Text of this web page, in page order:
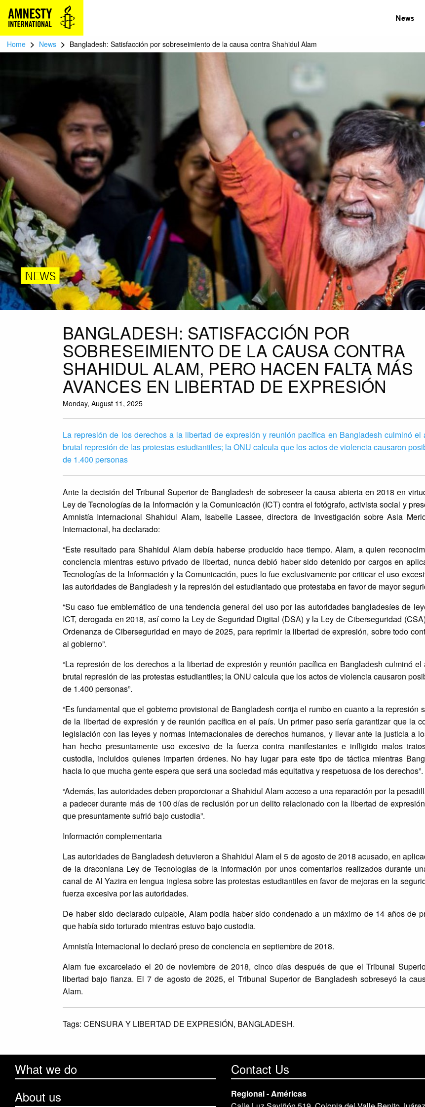
News
Home > News > Bangladesh: Satisfacción por sobreseimiento de la causa contra Shahidul Alam
NEWS
BANGLADESH: SATISFACCIÓN POR
SOBRESEIMIENTO DE LA CAUSA CONTRA
SHAHIDUL ALAM, PERO HACEN FALTA MÁS
AVANCES EN LIBERTAD DE EXPRESIÓN
Monday, August 11, 2025
La represión de los derechos a la libertad de expresión y reunión pacífica en Bangladesh culminó
brutal represión de las protestas estudiantiles; la ONU calcula que los actos de violencia causaron
de 1.400 personas
Ante la decisión del Tribunal Superior de Bangladesh de sobreseer la causa abierta en 2018 en
Ley de Tecnologías de la Información y la Comunicación (ICT) contra el fotógrafo, activista social y
Amnistía Internacional Shahidul Alam, Isabelle Lassee, directora de Investigación sobre Asia
Internacional, ha declarado:
“Este resultado para Shahidul Alam debía haberse producido hace tiempo. Alam, a quien
conciencia mientras estuvo privado de libertad, nunca debió haber sido detenido por cargos en
Tecnologías de la Información y la Comunicación, pues lo fue exclusivamente por criticar el uso
las autoridades de Bangladesh y la represión del estudiantado que protestaba en favor de mayor
“Su caso fue emblemático de una tendencia general del uso por las autoridades bangladesíes de
ICT, derogada en 2018, así como la Ley de Seguridad Digital (DSA) y la Ley de Ciberseguridad
Ordenanza de Ciberseguridad en mayo de 2025, para reprimir la libertad de expresión, sobre todo
al gobierno”.
“La represión de los derechos a la libertad de expresión y reunión pacífica en Bangladesh culminó
brutal represión de las protestas estudiantiles; la ONU calcula que los actos de violencia causaron
de 1.400 personas”.
“Es fundamental que el gobierno provisional de Bangladesh corrija el rumbo en cuanto a la represión
de la libertad de expresión y de reunión pacífica en el país. Un primer paso sería garantizar que la
legislación con las leyes y normas internacionales de derechos humanos, y llevar ante la justicia a
han hecho presuntamente uso excesivo de la fuerza contra manifestantes e infligido malos
custodia, incluidos quienes imparten órdenes. No hay lugar para este tipo de táctica mientras
hacia lo que mucha gente espera que será una sociedad más equitativa y respetuosa de los derechos”.
“Además, las autoridades deben proporcionar a Shahidul Alam acceso a una reparación por la
a padecer durante más de 100 días de reclusión por un delito relacionado con la libertad de
que presuntamente sufrió bajo custodia”.
Información complementaria
Las autoridades de Bangladesh detuvieron a Shahidul Alam el 5 de agosto de 2018 acusado, en
de la draconiana Ley de Tecnologías de la Información por unos comentarios realizados durante
canal de Al Yazira en lengua inglesa sobre las protestas estudiantiles en favor de mejoras en la
fuerza excesiva por las autoridades.
De haber sido declarado culpable, Alam podía haber sido condenado a un máximo de 14 años de
que había sido torturado mientras estuvo bajo custodia.
Amnistía Internacional lo declaró preso de conciencia en septiembre de 2018.
Alam fue excarcelado el 20 de noviembre de 2018, cinco días después de que el Tribunal
libertad bajo fianza. El 7 de agosto de 2025, el Tribunal Superior de Bangladesh sobreseyó la
Alam.
Tags: CENSURA Y LIBERTAD DE EXPRESIÓN, BANGLADESH.
What we do
About us
Contact Us
Regional - Américas